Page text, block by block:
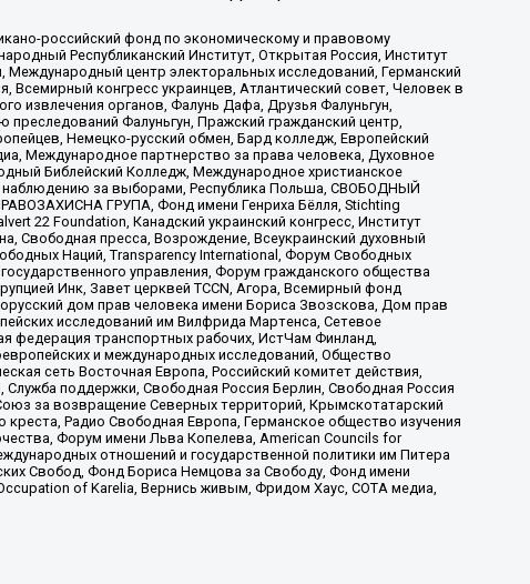
российский фонд по экономическому и правовому
Республиканский Институт, Открытая Россия, Институт
центр электоральных исследований, Германский
конгресс украинцев, Атлантический совет, Человек в
извлечения органов, Фалунь Дафа, Друзья Фалуньгун,
Фалуньгун, Пражский гражданский центр,
Немецко-русский обмен, Бард колледж, Европейский
Международное партнерство за права человека, Духовное
Библейский Колледж, Международное христианское
наблюдению за выборами, Республика Польша, СВОБОДНЫЙ
ГРУПА, Фонд имени Генриха Бёлля, Stichting
22 Foundation, Канадский украинский конгресс, Институт
Свободная пресса, Возрождение, Всеукраинский духовный
Наций, Transparеncy International, Форум Свободных
управления, Форум гражданского общества
Инк, Завет церквей TCCN, Агора, Всемирный фонд
дом прав человека имени Бориса Звозскова, Дом прав
исследований им Вилфрида Мартенса, Сетевое
федерация транспортных рабочих, ИстЧам Финланд,
и международных исследований, Общество
сеть Восточная Европа, Российский комитет действия,
поддержки, Свободная Россия Берлин, Свободная Россия
за возвращение Северных территорий, Крымскотатарский
Радио Свободная Европа, Германское общество изучения
Форум имени Льва Копелева, American Councils for
отношений и государственной политики им Питера
Свобод, Фонд Бориса Немцова за Свободу, Фонд имени
of Karelia, Вернись живым, Фридом Хаус, СОТА медиа,